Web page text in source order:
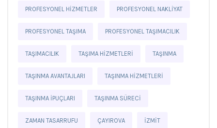
PROFESYONEL HIZMETLER PROFESYONEL NAKLIYAT
PROFESYONEL TAŞIMA PROFESYONEL TAŞIMACILIK
TAŞIMACILIK TAŞIMA HIZMETLERI TAŞINMA
TAŞINMA AVANTAJLARI TAŞINMA HIZMETLERI
TAŞINMA IPUÇLARI TAŞINMA SÜRECI
ZAMAN TASARRUFU ÇAYIROVA İZMIT